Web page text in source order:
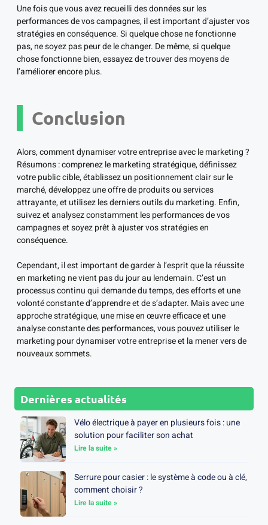
Une fois que vous avez recueilli des données sur les
performances de vos campagnes, il est important d’ajuster vos
stratégies en conséquence. Si quelque chose ne fonctionne
pas, ne soyez pas peur de le changer. De même, si quelque
chose fonctionne bien, essayez de trouver des moyens de
l’améliorer encore plus.
Conclusion
Alors, comment dynamiser votre entreprise avec le marketing ?
Résumons : comprenez le marketing stratégique, définissez
votre public cible, établissez un positionnement clair sur le
marché, développez une offre de produits ou services
attrayante, et utilisez les derniers outils du marketing. Enfin,
suivez et analysez constamment les performances de vos
campagnes et soyez prêt à ajuster vos stratégies en
conséquence.
Cependant, il est important de garder à l’esprit que la réussite
en marketing ne vient pas du jour au lendemain. C’est un
processus continu qui demande du temps, des efforts et une
volonté constante d’apprendre et de s’adapter. Mais avec une
approche stratégique, une mise en œuvre efficace et une
analyse constante des performances, vous pouvez utiliser le
marketing pour dynamiser votre entreprise et la mener vers de
nouveaux sommets.
Dernières actualités
Vélo électrique à payer en plusieurs fois : une
solution pour faciliter son achat
Lire la suite »
Serrure pour casier : le système à code ou à clé,
comment choisir ?
Lire la suite »